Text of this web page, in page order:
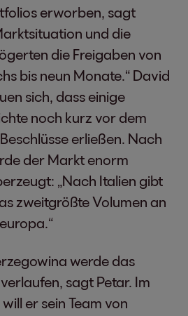
erworben, sagt
und die
die Freigaben von
bis neun Monate.“ David
sich, dass einige
noch kurz vor dem
erließen. Nach
der Markt enorm
„Nach Italien gibt
zweitgrößte Volumen an
werde das
sagt Petar. Im
er sein Team von